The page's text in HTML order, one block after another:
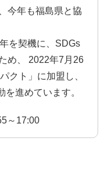
今年も福島県と協
を契機に、SDGs
め、 2022年7月26
クト」に加盟し、
進めています。
～17:00